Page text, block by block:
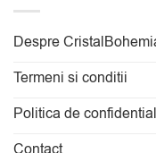
Despre
Termeni si conditii
Politica de